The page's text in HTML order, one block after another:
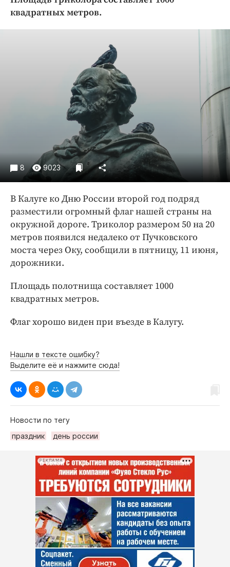
Криминал
Праздники
Происшествия
Экономика и бизнес
ПРОЕКТЫ
Издания
Медиаперсона
Интересное чтиво
Клиника года
Бренд года
квадратных метров.
8 9023
В Калуге ко Дню России второй год подряд
разместили огромный флаг нашей страны на
окружной дороге. Триколор размером 50 на 20
метров появился недалеко от Пучковского
моста через Оку, сообщили в пятницу, 11 июня,
дорожники.
Площадь полотнища составляет 1000
квадратных метров.
Флаг хорошо виден при въезде в Калугу.
Нашли в тексте ошибку?
Выделите её и нажмите сюда!
Новости по тегу
праздник
день россии
РЕКЛАМА